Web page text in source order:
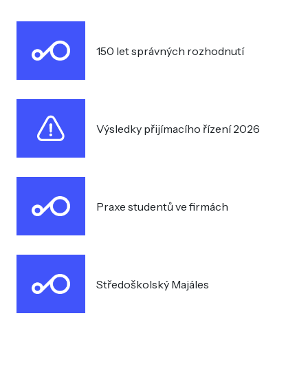
150 let správných rozhodnutí
Výsledky přijímacího řízení 2026
Praxe studentů ve firmách
Středoškolský Majáles